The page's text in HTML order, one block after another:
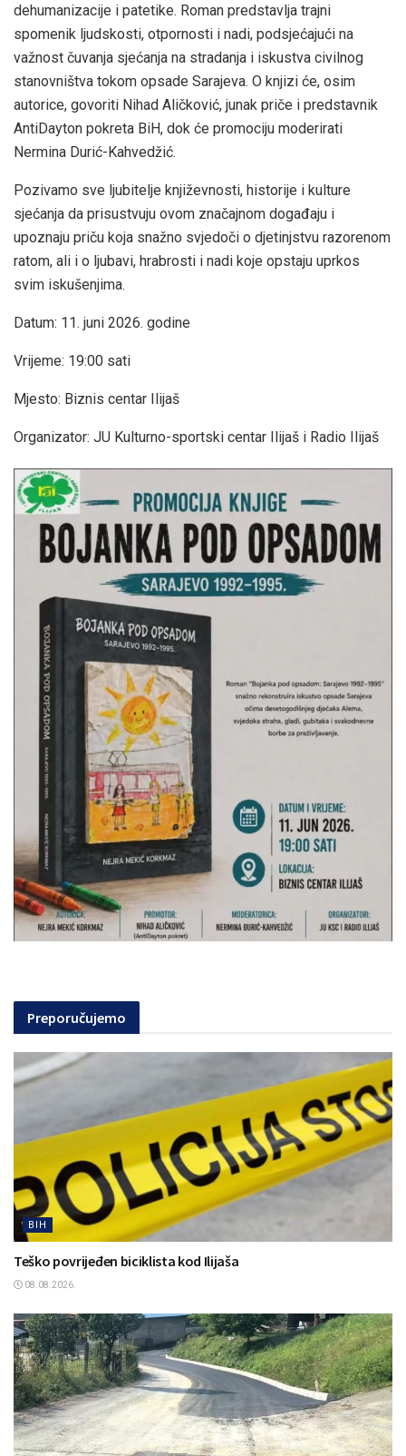
dehumanizacije i patetike. Roman predstavlja trajni
spomenik ljudskosti, otpornosti i nadi, podsjećajući na
važnost čuvanja sjećanja na stradanja i iskustva civilnog
stanovništva tokom opsade Sarajeva. O knjizi će, osim
autorice, govoriti Nihad Aličković, junak priče i predstavnik
AntiDayton pokreta BiH, dok će promociju moderirati
Nermina Durić-Kahvedžić.
Pozivamo sve ljubitelje književnosti, historije i kulture
sjećanja da prisustvuju ovom značajnom događaju i
upoznaju priču koja snažno svjedoči o djetinjstvu razorenom
ratom, ali i o ljubavi, hrabrosti i nadi koje opstaju uprkos
svim iskušenjima.
Datum: 11. juni 2026. godine
Vrijeme: 19:00 sati
Mjesto: Biznis centar Ilijaš
Organizator: JU Kulturno-sportski centar Ilijaš i Radio Ilijaš
Preporučujemo
BIH
Teško povrijeđen biciklista kod Ilijaša
08.08.2026.